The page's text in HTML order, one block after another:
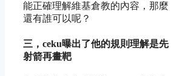
能正確理解維基倉教的內容，那麼
還有誰可以呢？
三，ceku曝出了他的規則理解是先
射箭再畫靶